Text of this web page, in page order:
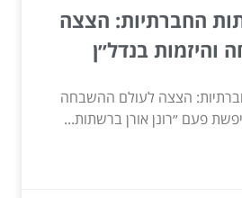
החברתיות: הצצה
בנדל״ן
הצצה לעולם ההשבחה
פעם ״רונן אורן ברשתות...